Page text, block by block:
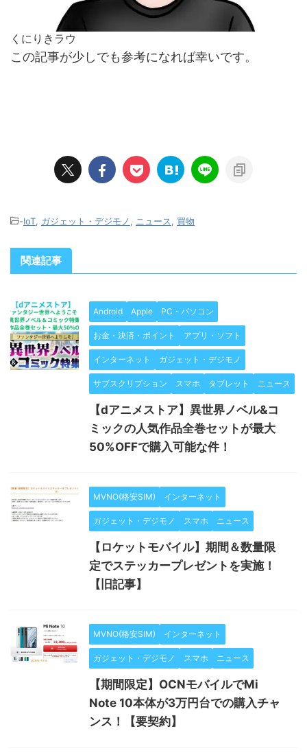
くにりきラウ
この記事が少しでも参考になれば幸いです。
-IoT ガジェット・デジモノ ニュース 買物
関連記事
Android Apple PC・パソコン
お金・決済・ポイント アプリ・ソフト
インターネット ガジェット・デジモノ
サブスクリプション スマホ タブレット ニュース
【dアニメストア】異世界ノベル&コ
ミックの人気作品全巻セットが最大
50%OFFで購入可能な件！
MVNO(格安SIM) インターネット
ガジェット・デジモノ スマホ ニュース
【ロケットモバイル】期間＆数量限
定でステッカープレゼントを実施！
【旧記事】
MVNO(格安SIM) インターネット
ガジェット・デジモノ スマホ ニュース
【期間限定】OCNモバイルでMi
Note 10本体が3万円台での購入チャ
ンス！【要契約】